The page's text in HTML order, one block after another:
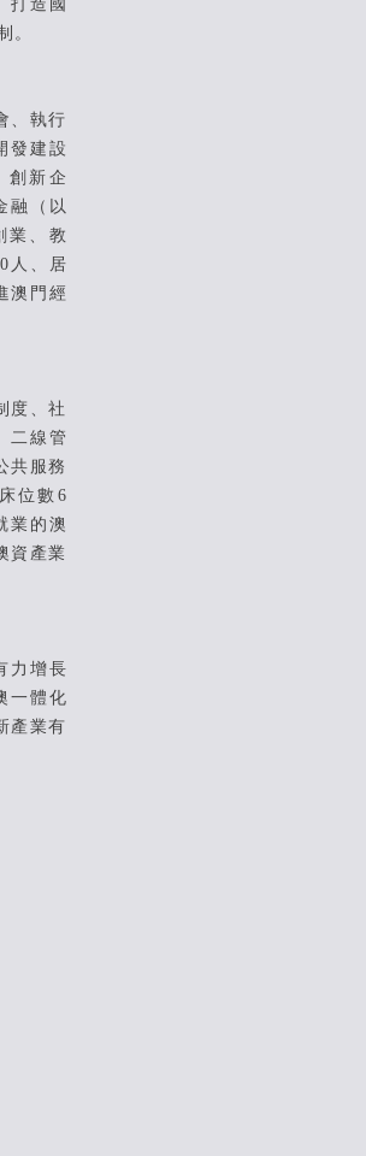
打造國
。
、執行
發建設
創新企
融（以
業、教
人、居
澳門經
度、社
二線管
共服務
位數6
業的澳
資產業
力增長
一體化
產業有